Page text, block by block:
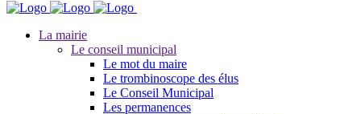
La mairie
Le conseil municipal
Le mot du maire
Le trombinoscope des élus
Le Conseil Municipal
Les permanences